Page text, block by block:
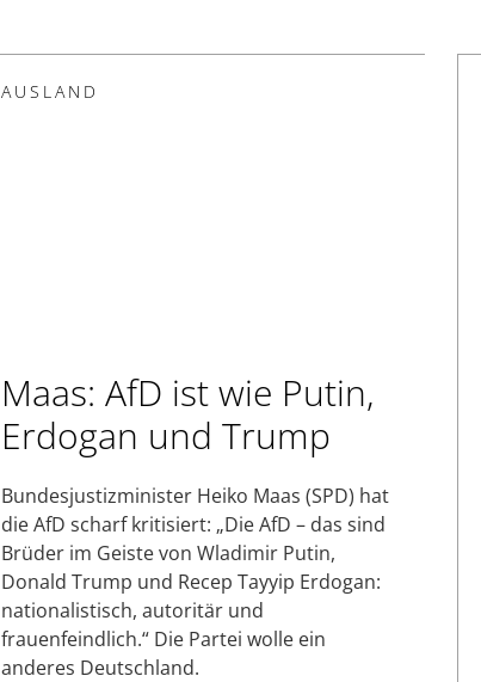
AUSLAND
Maas: AfD ist wie Putin,
Erdogan und Trump
Bundesjustizminister Heiko Maas (SPD) hat
die AfD scharf kritisiert: „Die AfD – das sind
Brüder im Geiste von Wladimir Putin,
Donald Trump und Recep Tayyip Erdogan:
nationalistisch, autoritär und
frauenfeindlich.“ Die Partei wolle ein
anderes Deutschland.